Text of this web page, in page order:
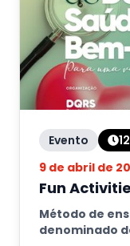
Evento
9 de abril de
Fun
Método de
denominado